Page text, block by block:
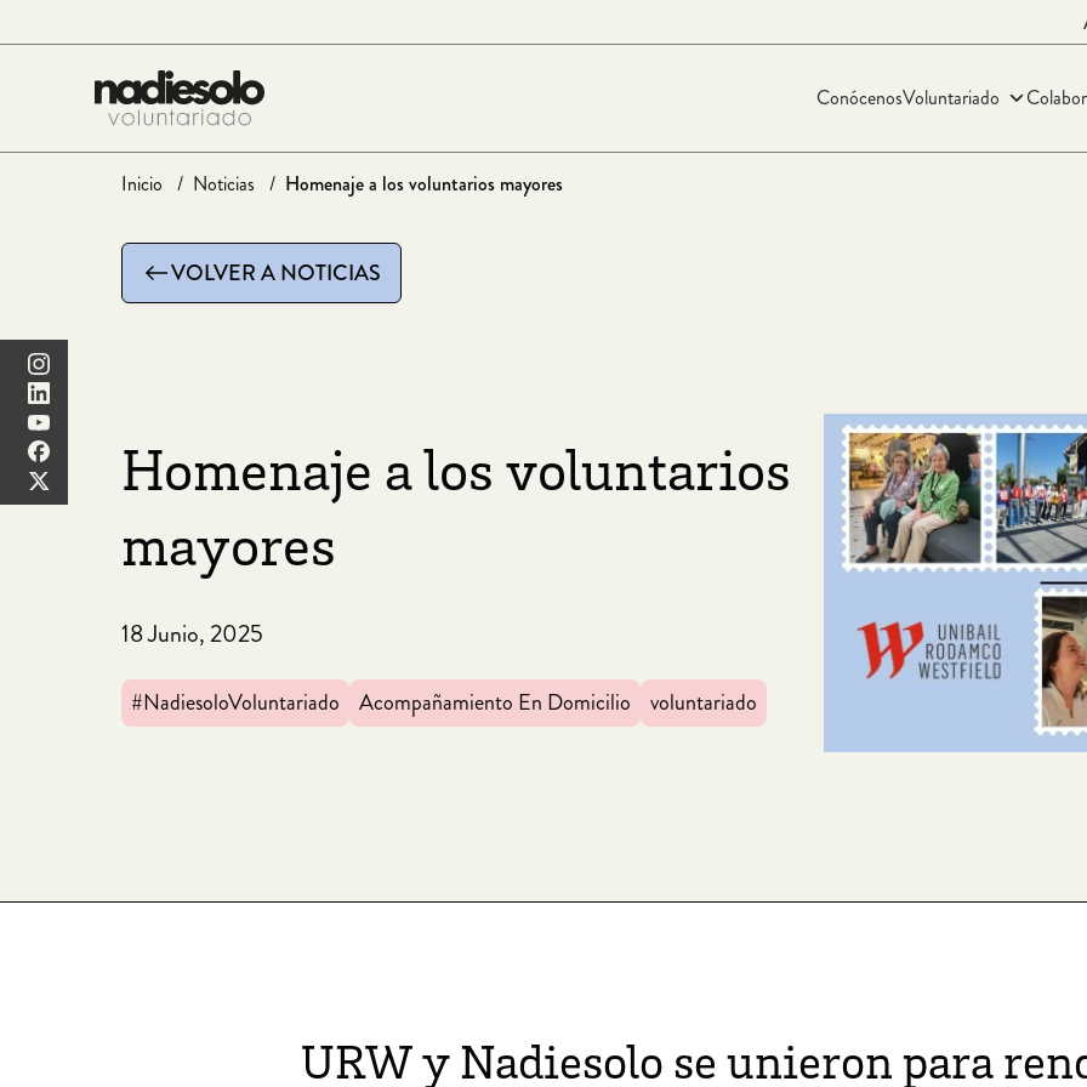
al
ConócenosVoluntariado
Inicio Noticias Homenaje a los voluntarios mayores
VOLVER A NOTICIAS
Homenaje a los voluntarios
mayores
18 Junio, 2025
#NadiesoloVoluntariado Acompañamiento En Domicilio voluntariado
URW y Nadiesolo se unieron para